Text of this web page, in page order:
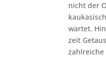
nicht der
wartet.
zeit